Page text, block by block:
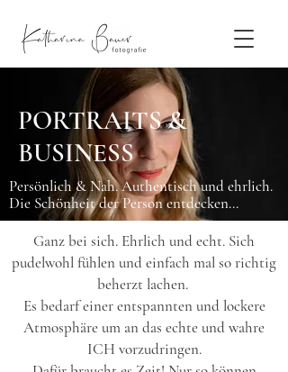
PORTRAITS &
BUSINESS
Persönlich & Nah. Authentisch und ehrlich.
Die Schönheit der Person entdecken...
Ganz bei sich. Ehrlich und echt. Sich
pudelwohl fühlen und einfach mal so richtig
beherzt lachen.
Es bedarf einer entspannten und lockere
Atmosphäre um an das echte und wahre
ICH vorzudringen.